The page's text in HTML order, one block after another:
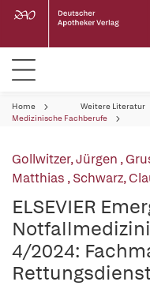
Home Weitere Literatur
Medizinische Fachberufe
Gollwitzer, Jürgen ,
Matthias ,Schwarz,
ELSEVIER
4/2024: